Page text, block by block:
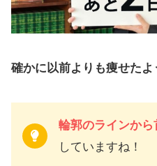
確かに以前よりも痩せたよ
輪郭のラインから
していますね！